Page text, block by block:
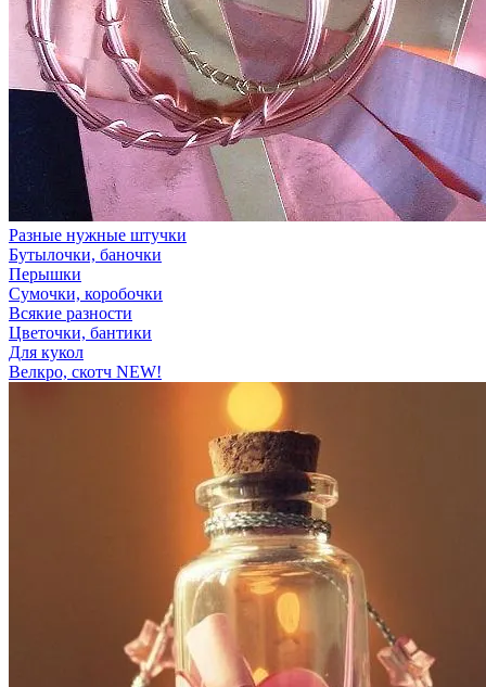
Разные нужные штучки
Бутылочки, баночки
Перышки
Сумочки, коробочки
Всякие разности
Цветочки, бантики
Для кукол
Велкро, скотч NEW!